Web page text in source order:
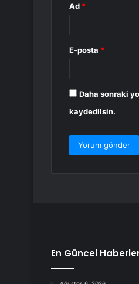
Ad *
E-posta *
Daha sonraki
kaydedilsin.
En Güncel